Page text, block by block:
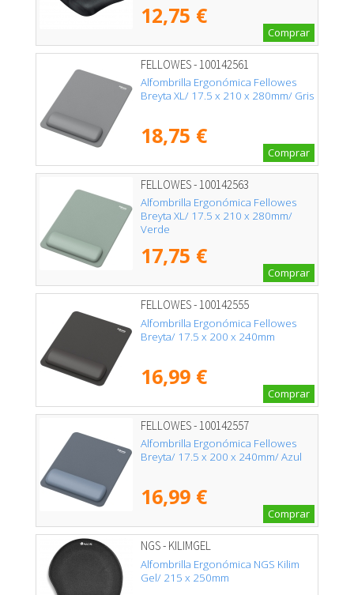
12,75 €
Comprar
FELLOWES - 100142561
Alfombrilla Ergonómica Fellowes
Breyta XL/ 17.5 x 210 x 280mm/ Gris
18,75 €
Comprar
FELLOWES - 100142563
Alfombrilla Ergonómica Fellowes
Breyta XL/ 17.5 x 210 x 280mm/
Verde
17,75 €
Comprar
FELLOWES - 100142555
Alfombrilla Ergonómica Fellowes
Breyta/ 17.5 x 200 x 240mm
16,99 €
Comprar
FELLOWES - 100142557
Alfombrilla Ergonómica Fellowes
Breyta/ 17.5 x 200 x 240mm/ Azul
16,99 €
Comprar
NGS - KILIMGEL
Alfombrilla Ergonómica NGS Kilim
Gel/ 215 x 250mm